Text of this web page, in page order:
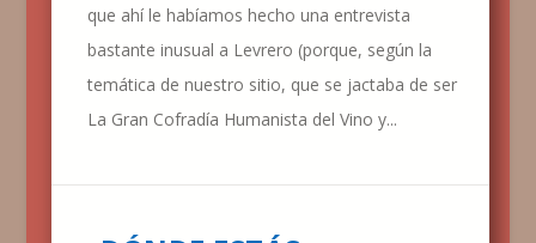
que ahí le habíamos hecho una entrevista
bastante inusual a Levrero (porque, según la
temática de nuestro sitio, que se jactaba de ser
La Gran Cofradía Humanista del Vino y...